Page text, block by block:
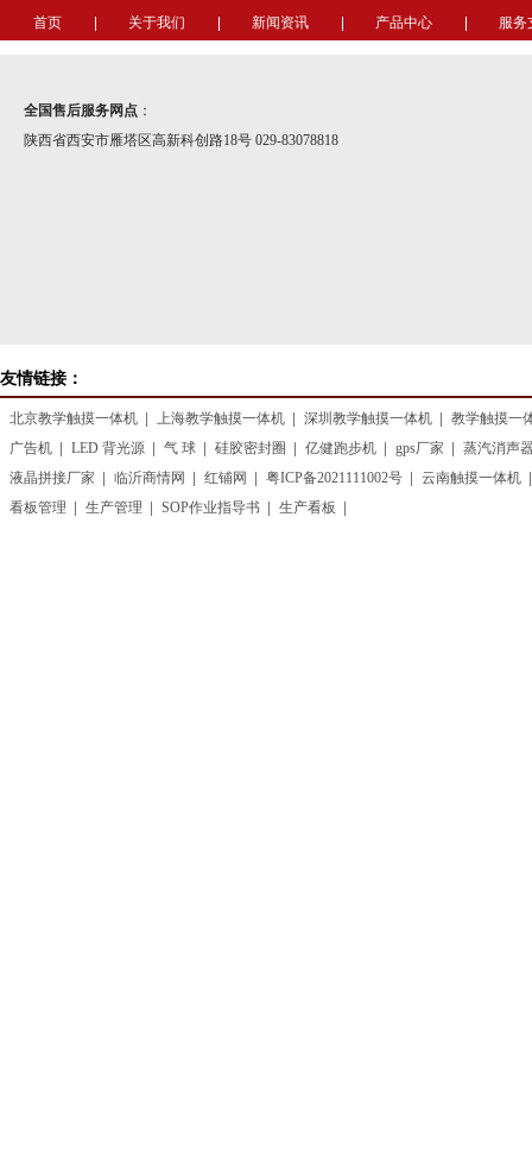
首页 关于我们 新闻资讯 产品中心 服务
全国售后服务网点 ：
陕西省西安市雁塔区高新科创路18号 029-83078818
友情链接：
北京教学触摸一体机 上海教学触摸一体机 深圳教学触摸一体机
教学触摸一
广告机
LED 背光源 气 球 硅胶密封圈 亿健跑步机 gps厂家
蒸汽消声
液晶拼接厂家
临沂商情网 红铺网 粤ICP备2021111002号
云南触摸一体机
看板管理
生产管理 SOP作业指导书 生产看板